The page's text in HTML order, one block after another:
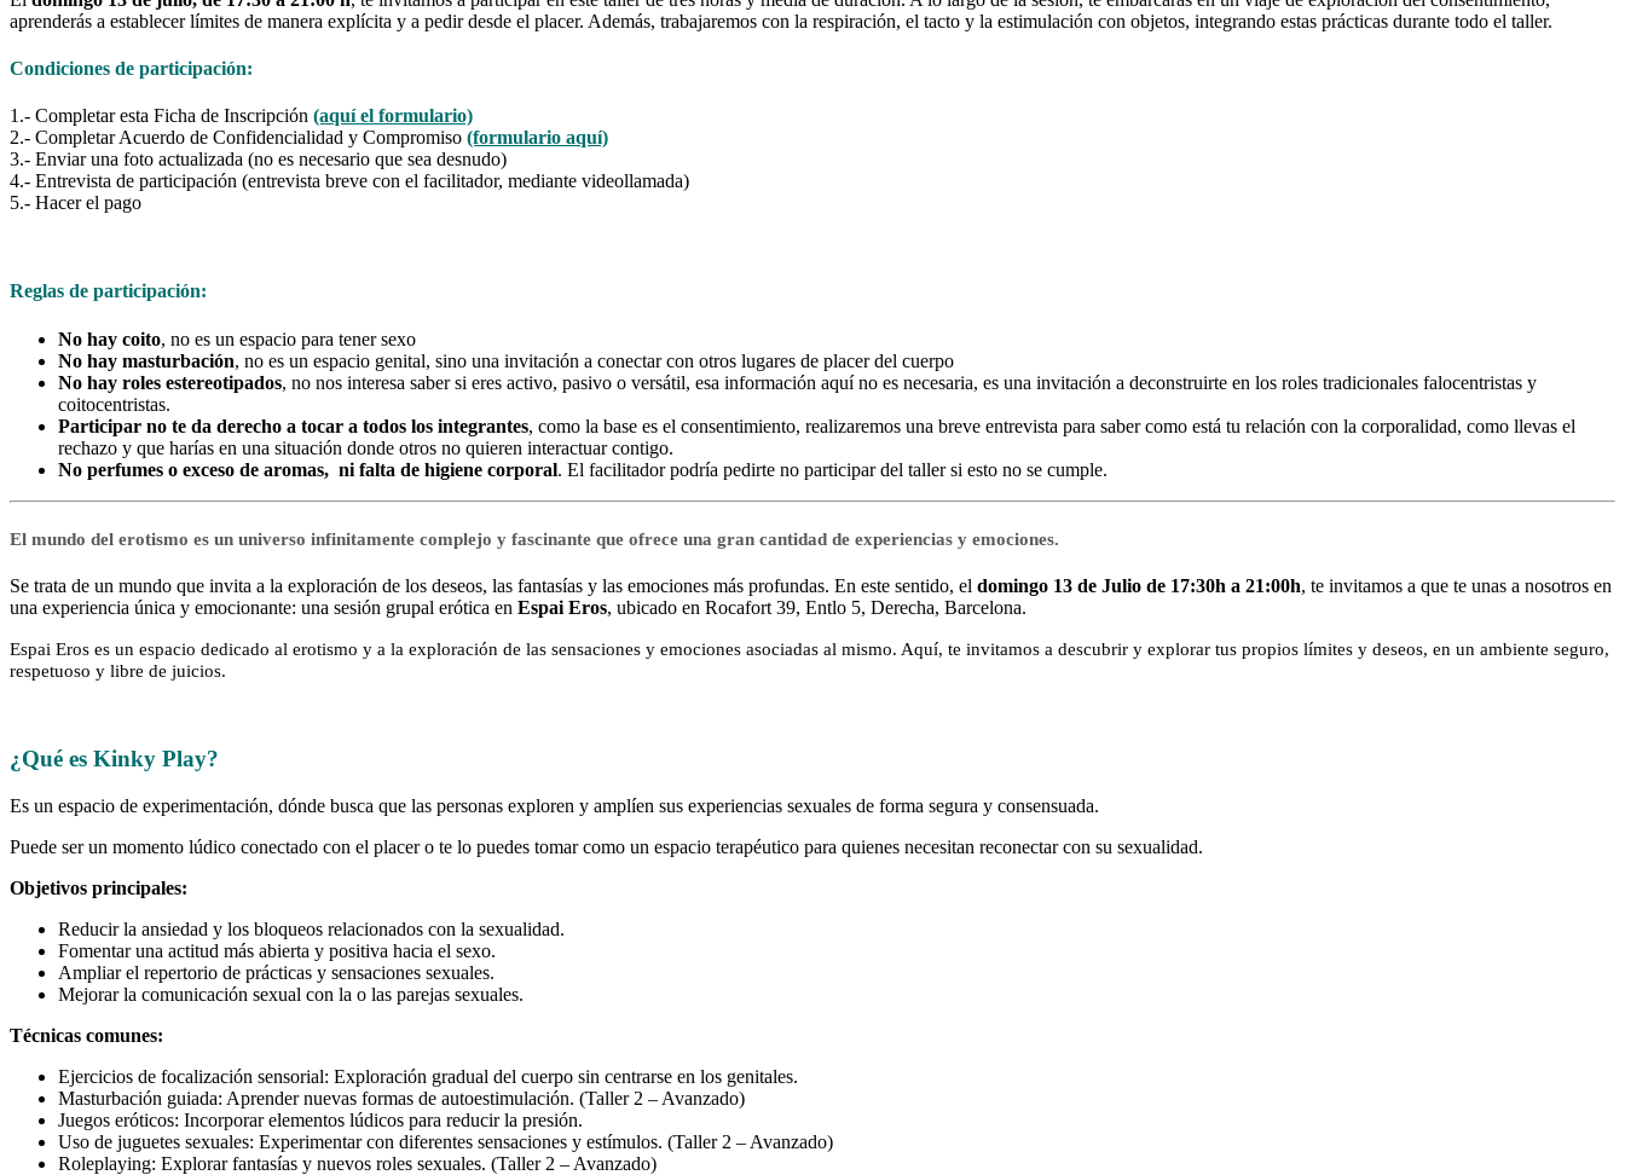
aprenderás a establecer límites de manera explícita y a pedir desde el placer. Además, trabajaremos con la respiración, el tacto y la estimulación con objetos, integrando estas prácticas durante todo el taller.
Condiciones de participación:
1.- Completar esta Ficha de Inscripción (aquí el formulario)
2.- Completar Acuerdo de Confidencialidad y Compromiso (formulario aquí)
3.- Enviar una foto actualizada (no es necesario que sea desnudo)
4.- Entrevista de participación (entrevista breve con el facilitador, mediante videollamada)
5.- Hacer el pago
Reglas de participación:
No hay coito, no es un espacio para tener sexo
No hay masturbación, no es un espacio genital, sino una invitación a conectar con otros lugares de placer del cuerpo
No hay roles estereotipados, no nos interesa saber si eres activo, pasivo o versátil, esa información aquí no es necesaria, es una invitación a deconstruirte en los roles tradicionales falocentristas y
coitocentristas.
Participar no te da derecho a tocar a todos los integrantes, como la base es el consentimiento, realizaremos una breve entrevista para saber como está tu relación con la corporalidad, como llevas el
rechazo y que harías en una situación donde otros no quieren interactuar contigo.
No perfumes o exceso de aromas, ni falta de higiene corporal. El facilitador podría pedirte no participar del taller si esto no se cumple.
El mundo del erotismo es un universo infinitamente complejo y fascinante que ofrece una gran cantidad de experiencias y emociones.
Se trata de un mundo que invita a la exploración de los deseos, las fantasías y las emociones más profundas. En este sentido, el domingo 13 de Julio de 17:30h a 21:00h, te invitamos a que te unas a nosotros en
una experiencia única y emocionante: una sesión grupal erótica en Espai Eros, ubicado en Rocafort 39, Entlo 5, Derecha, Barcelona.
Espai Eros es un espacio dedicado al erotismo y a la exploración de las sensaciones y emociones asociadas al mismo. Aquí, te invitamos a descubrir y explorar tus propios límites y deseos, en un ambiente seguro,
respetuoso y libre de juicios.
¿Qué es Kinky Play?
Es un espacio de experimentación, dónde busca que las personas exploren y amplíen sus experiencias sexuales de forma segura y consensuada.
Puede ser un momento lúdico conectado con el placer o te lo puedes tomar como un espacio terapéutico para quienes necesitan reconectar con su sexualidad.
Objetivos principales:
Reducir la ansiedad y los bloqueos relacionados con la sexualidad.
Fomentar una actitud más abierta y positiva hacia el sexo.
Ampliar el repertorio de prácticas y sensaciones sexuales.
Mejorar la comunicación sexual con la o las parejas sexuales.
Técnicas comunes:
Ejercicios de focalización sensorial: Exploración gradual del cuerpo sin centrarse en los genitales.
Masturbación guiada: Aprender nuevas formas de autoestimulación. (Taller 2 – Avanzado)
Juegos eróticos: Incorporar elementos lúdicos para reducir la presión.
Uso de juguetes sexuales: Experimentar con diferentes sensaciones y estímulos. (Taller 2 – Avanzado)
Roleplaying: Explorar fantasías y nuevos roles sexuales. (Taller 2 – Avanzado)